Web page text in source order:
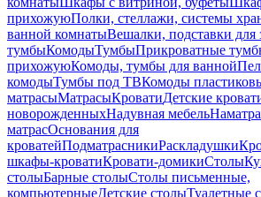
прихожуюПолки, стеллажи, системы
ванной комнатыВешалки, подставки для
тумбыКомодыТумбыПрикроватные
прихожуюКомоды, тумбы для ванной
комодыТумбы под ТВКомоды
матрасыМатрасыКроватиДетские
новорожденныхНадувная мебель
матрасОснования для
кроватейПодматрасникиРаскладушки
шкафы-кроватиКровати-домикиСтолы
столыБарные столыСтолы письменные,
компьютерныеДетские столыТуалетные